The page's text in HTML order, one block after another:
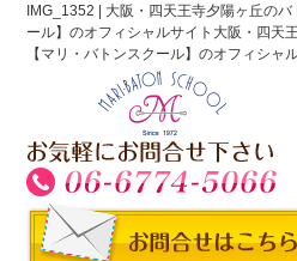
IMG_1352 | 大阪・四天王寺夕陽ヶ丘の
ール】のオフィシャルサイト大阪・四天
【マリ・バトンスクール】のオフィシャ